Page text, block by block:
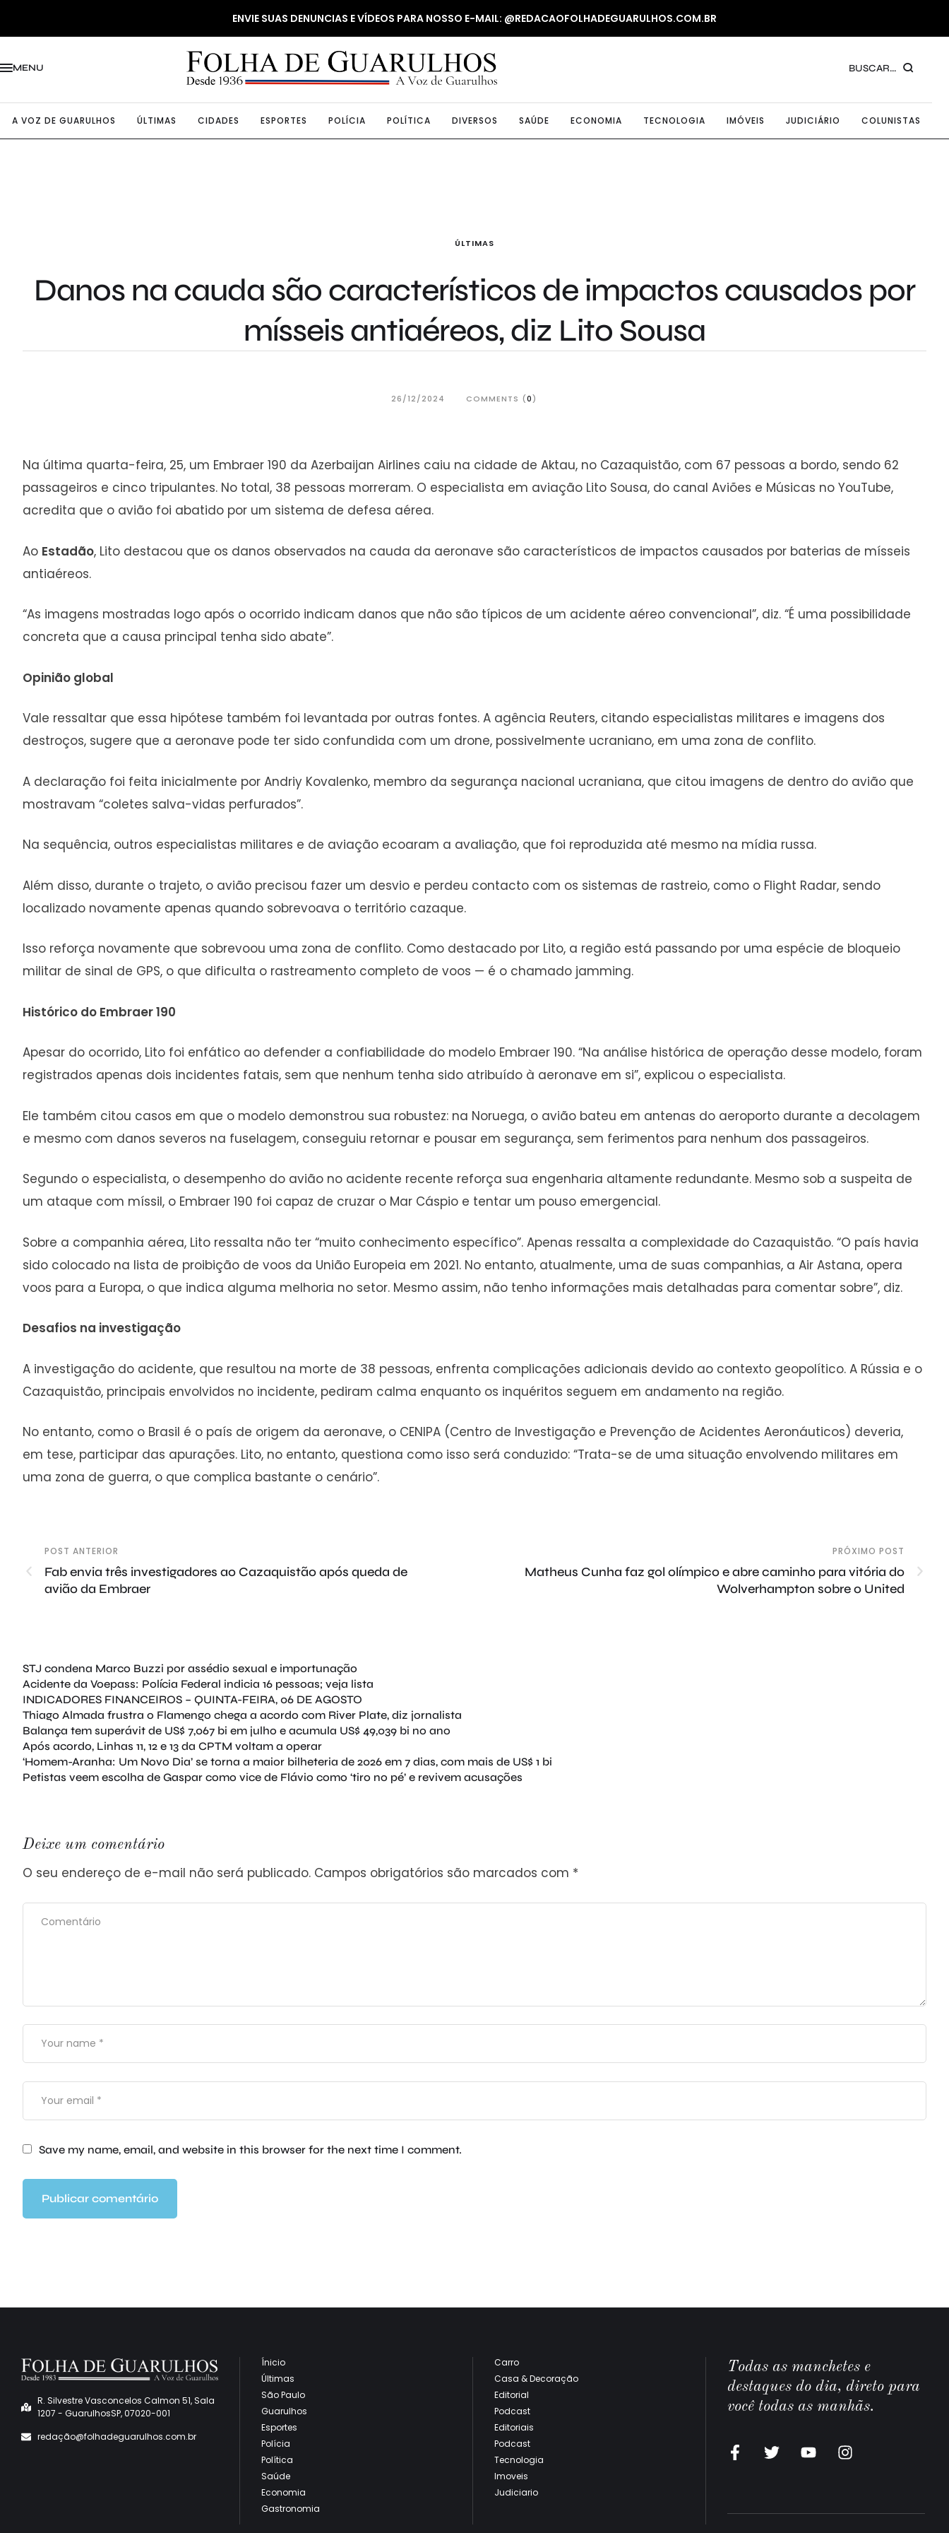
ENVIE SUAS DENUNCIAS E VÍDEOS PARA NOSSO E-MAIL: @REDACAOFOLHADEGUARULHOS.COM.BR
MENU BUSCAR...
A VOZ DE GUARULHOS ÚLTIMAS CIDADES ESPORTES POLÍCIA POLÍTICA DIVERSOS SAÚDE ECONOMIA TECNOLOGIA IMÓVEIS JUDICIÁRIO COLUNISTAS
ÚLTIMAS
Danos na cauda são característicos de impactos causados por
mísseis antiaéreos, diz Lito Sousa
26/12/2024 COMMENTS (0)
Na última quarta-feira, 25, um Embraer 190 da Azerbaijan Airlines caiu na cidade de Aktau, no Cazaquistão, com 67 pessoas a bordo, sendo 62
passageiros e cinco tripulantes. No total, 38 pessoas morreram. O especialista em aviação Lito Sousa, do canal Aviões e Músicas no YouTube,
acredita que o avião foi abatido por um sistema de defesa aérea.
Ao Estadão, Lito destacou que os danos observados na cauda da aeronave são característicos de impactos causados por baterias de mísseis
antiaéreos.
“As imagens mostradas logo após o ocorrido indicam danos que não são típicos de um acidente aéreo convencional”, diz. “É uma possibilidade
concreta que a causa principal tenha sido abate”.
Opinião global
Vale ressaltar que essa hipótese também foi levantada por outras fontes. A agência Reuters, citando especialistas militares e imagens dos
destroços, sugere que a aeronave pode ter sido confundida com um drone, possivelmente ucraniano, em uma zona de conflito.
A declaração foi feita inicialmente por Andriy Kovalenko, membro da segurança nacional ucraniana, que citou imagens de dentro do avião que
mostravam “coletes salva-vidas perfurados”.
Na sequência, outros especialistas militares e de aviação ecoaram a avaliação, que foi reproduzida até mesmo na mídia russa.
Além disso, durante o trajeto, o avião precisou fazer um desvio e perdeu contacto com os sistemas de rastreio, como o Flight Radar, sendo
localizado novamente apenas quando sobrevoava o território cazaque.
Isso reforça novamente que sobrevoou uma zona de conflito. Como destacado por Lito, a região está passando por uma espécie de bloqueio
militar de sinal de GPS, o que dificulta o rastreamento completo de voos — é o chamado jamming.
Histórico do Embraer 190
Apesar do ocorrido, Lito foi enfático ao defender a confiabilidade do modelo Embraer 190. “Na análise histórica de operação desse modelo, foram
registrados apenas dois incidentes fatais, sem que nenhum tenha sido atribuído à aeronave em si”, explicou o especialista.
Ele também citou casos em que o modelo demonstrou sua robustez: na Noruega, o avião bateu em antenas do aeroporto durante a decolagem
e mesmo com danos severos na fuselagem, conseguiu retornar e pousar em segurança, sem ferimentos para nenhum dos passageiros.
Segundo o especialista, o desempenho do avião no acidente recente reforça sua engenharia altamente redundante. Mesmo sob a suspeita de
um ataque com míssil, o Embraer 190 foi capaz de cruzar o Mar Cáspio e tentar um pouso emergencial.
Sobre a companhia aérea, Lito ressalta não ter “muito conhecimento específico”. Apenas ressalta a complexidade do Cazaquistão. “O país havia
sido colocado na lista de proibição de voos da União Europeia em 2021. No entanto, atualmente, uma de suas companhias, a Air Astana, opera
voos para a Europa, o que indica alguma melhoria no setor. Mesmo assim, não tenho informações mais detalhadas para comentar sobre”, diz.
Desafios na investigação
A investigação do acidente, que resultou na morte de 38 pessoas, enfrenta complicações adicionais devido ao contexto geopolítico. A Rússia e o
Cazaquistão, principais envolvidos no incidente, pediram calma enquanto os inquéritos seguem em andamento na região.
No entanto, como o Brasil é o país de origem da aeronave, o CENIPA (Centro de Investigação e Prevenção de Acidentes Aeronáuticos) deveria,
em tese, participar das apurações. Lito, no entanto, questiona como isso será conduzido: “Trata-se de uma situação envolvendo militares em
uma zona de guerra, o que complica bastante o cenário”.
POST ANTERIOR
Fab envia três investigadores ao Cazaquistão após queda de
avião da Embraer
PRÓXIMO POST
Matheus Cunha faz gol olímpico e abre caminho para vitória do
Wolverhampton sobre o United
STJ condena Marco Buzzi por assédio sexual e importunação
Acidente da Voepass: Polícia Federal indicia 16 pessoas; veja lista
INDICADORES FINANCEIROS – QUINTA-FEIRA, 06 DE AGOSTO
Thiago Almada frustra o Flamengo chega a acordo com River Plate, diz jornalista
Balança tem superávit de US$ 7,067 bi em julho e acumula US$ 49,039 bi no ano
Após acordo, Linhas 11, 12 e 13 da CPTM voltam a operar
‘Homem-Aranha: Um Novo Dia’ se torna a maior bilheteria de 2026 em 7 dias, com mais de US$ 1 bi
Petistas veem escolha de Gaspar como vice de Flávio como ‘tiro no pé’ e revivem acusações
Deixe um comentário
O seu endereço de e-mail não será publicado. Campos obrigatórios são marcados com *
Save my name, email, and website in this browser for the next time I comment.
R. Silvestre Vasconcelos Calmon 51, Sala
1207 - GuarulhosSP, 07020-001
redação@folhadeguarulhos.com.br
Ínicio
Últimas
São Paulo
Guarulhos
Esportes
Polícia
Política
Saúde
Economia
Gastronomia
Carro
Casa & Decoração
Editorial
Podcast
Editoriais
Podcast
Tecnologia
Imoveis
Judiciario
Todas as manchetes e
destaques do dia, direto para
você todas as manhãs.